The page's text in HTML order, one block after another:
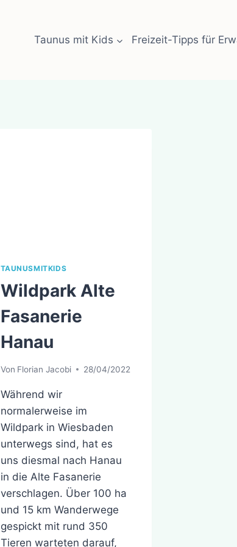
Taunus mit Kids Freizeit-Tipps für
TAUNUSMITKIDS
Wildpark Alte
Fasanerie
Hanau
Von Florian Jacobi 28/04/2022
Während wir
normalerweise im
Wildpark in Wiesbaden
unterwegs sind, hat es
uns diesmal nach Hanau
in die Alte Fasanerie
verschlagen. Über 100 ha
und 15 km Wanderwege
gespickt mit rund 350
Tieren warteten darauf,